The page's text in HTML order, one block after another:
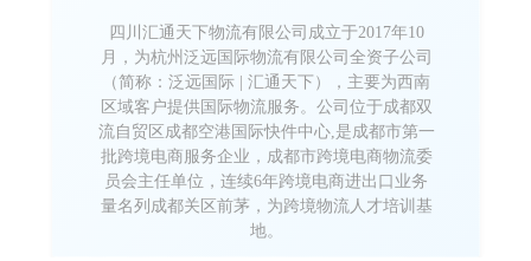
四川汇通天下物流有限公司成立于2017年10
月，为杭州泛远国际物流有限公司全资子公司
（简称：泛远国际 | 汇通天下），主要为西南
区域客户提供国际物流服务。公司位于成都双
流自贸区成都空港国际快件中心,是成都市第一
批跨境电商服务企业，成都市跨境电商物流委
员会主任单位，连续6年跨境电商进出口业务
量名列成都关区前茅，为跨境物流人才培训基
地。